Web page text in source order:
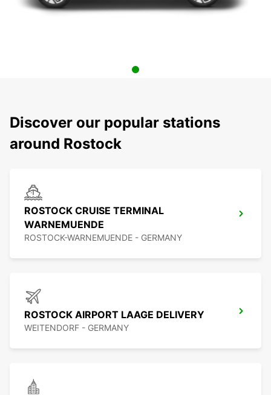
Discover our popular stations
around Rostock
ROSTOCK CRUISE TERMINAL
WARNEMUENDE
ROSTOCK-WARNEMUENDE - GERMANY
ROSTOCK AIRPORT LAAGE DELIVERY
WEITENDORF - GERMANY